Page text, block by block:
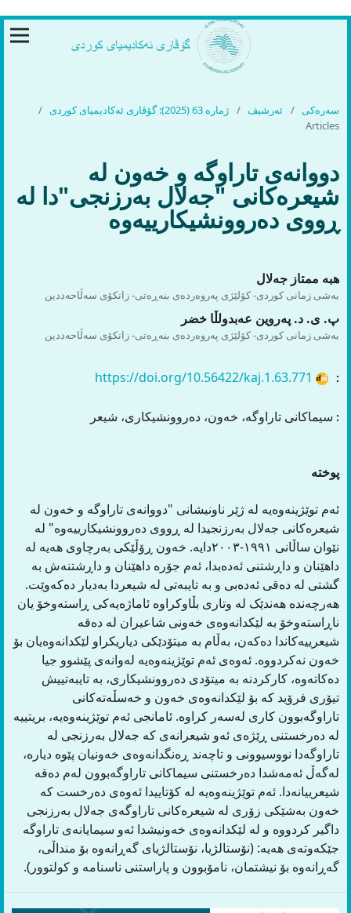
سەرەکی / ئەرشیف / ژمارە 63 (2025): گۆڤاری ئەكادیمیای كوردی
/
Articles
دووانەی تاراوگە و خەون لە
شیعرەکانی "جەلال بەرزنجی"دا لە
ڕووی دەروونشیکارییەوە
هبە ممتاز جەلال
بەشی زمانی كوردی- كۆلێژی پەروەردەی بنەڕەتی- زانكۆی سەڵاحەددین
پ. ی. د. پەروین عەبدولڵا خضر
بەشی زمانی كوردی- كۆلێژی پەروەردەی بنەڕەتی- زانكۆی سەڵاحەددین
:
https://doi.org/10.56422/kaj.1.63.771
: سیماکانی تاراوگە، خەون، دەروونشیکاری، شیعر
پوختە
ئەم توێژینەوەیە لە ژێر ناونیشانی "دووانەی تاراوگە و خەون لە
شیعرەکانی جەلال بەرزنجیدا لە ڕووی دەروونشیکارییەوە" لە
نێوان ساڵانی ١٩٩١-٢٠٠٣دایە. خەون ڕۆڵێکی بەرچاوی هەیە لە
داهێنان و داڕشتنی ئەدەبدا، ئەم جۆرە داهێنان و داڕشتنەش بە
گشتی لە دەقی ئەدەبی و بە تایبەتی لە شیعردا بەدیار دەکەوێت.
هەرچەندە هەندێک لە وتاری بڵاوکراوە ئاماژەیەکی ڕاستەوخۆ یان
ناڕاستەوخۆ بە لێکدانەوەی خەونی شاعیران لە دەقە
شیعرییەکاندا دەکەن، بەڵام بە میتۆدێکی دیاریکراو لێکدانەوەیان بۆ
خەون نەکردووە. ئەوەی ئەم توێژینەوەیە لەوانەی پێشوو جیا
دەکاتەوە، کارکردنە بە میتۆدی دەروونشیکاری، بە تایبەتییش
تیۆری فرۆید کە بۆ لێکدانەوەی خەون و خەسڵەتەکانی
تاراوگەبوون کاری لەسەر کراوە. ئامانجی ئەم توێژینەوەیە، بریتییە
لە دەرخستنی ڕێژەی ئەو شیعرانەی کە جەلال بەرزنجی لە
تاراوگەدا نووسیوونی و تاچەند ڕەنگدانەوەی خەونیان پێوە دیارە،
لەگەڵ ئەمەشدا دەرخستنی سیماکانی تاراوگەبوون لەم دەقە
شیعرییانەدا. ئەم توێژینەوەیە لە کۆتاییدا ئەوەی دەرخست کە
خەون بەشێکی زۆری لە شیعرەکانی تاراوگەی جەلال بەرزنجی
داگیر کردووە و لە لێکدانەوەی خەونیشدا ئەو سیمایانەی تاراوگە
جێکەوتەی هەیە: (نۆستالژیا، نۆستالژیای گەڕانەوە بۆ منداڵی،
گەڕانەوە بۆ نیشتمان، نامۆبوون و پاراستنی ناسنامە و كولتوور).